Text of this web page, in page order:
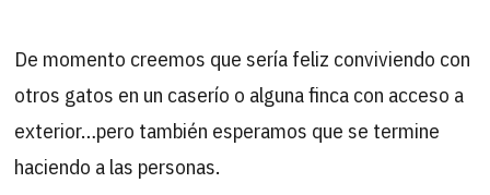
De momento creemos que sería feliz conviviendo con
otros gatos en un caserío o alguna finca con acceso a
exterior…pero también esperamos que se termine
haciendo a las personas.